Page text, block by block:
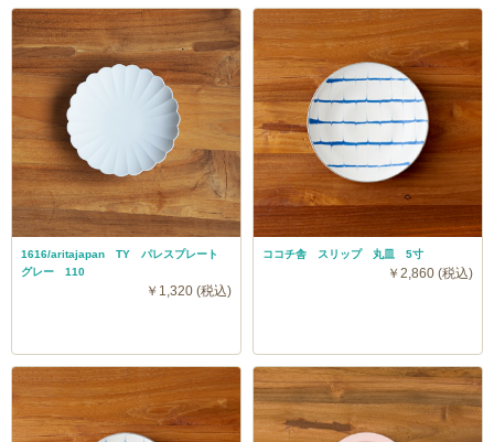
1616/aritajapan TY パレスプレート
グレー 110
￥1,320 (税込)
ココチ舎 スリップ 丸皿 5寸
￥2,860 (税込)